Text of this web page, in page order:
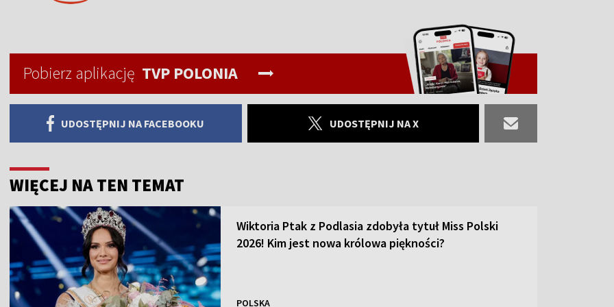
Pobierz aplikację TVP POLONIA
UDOSTĘPNIJ NA FACEBOOKU UDOSTĘPNIJ NA X
WIĘCEJ NA TEN TEMAT
Wiktoria Ptak z Podlasia zdobyła tytuł Miss Polski
2026! Kim jest nowa królowa piękności?
POLSKA